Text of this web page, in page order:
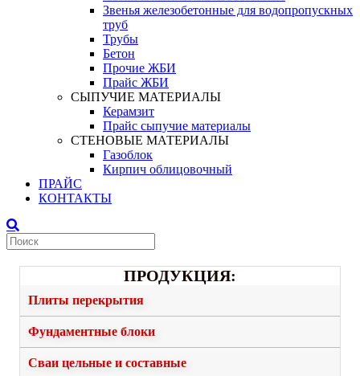
Звенья железобетонные для водопропускных
труб
Трубы
Бетон
Прочие ЖБИ
Прайс ЖБИ
СЫПУЧИЕ МАТЕРИАЛЫ
Керамзит
Прайс сыпучие материалы
СТЕНОВЫЕ МАТЕРИАЛЫ
Газоблок
Кирпич облицовочный
ПРАЙС
КОНТАКТЫ
ПРОДУКЦИЯ:
Плиты перекрытия
Фундаментные блоки
Сваи цельные и составные